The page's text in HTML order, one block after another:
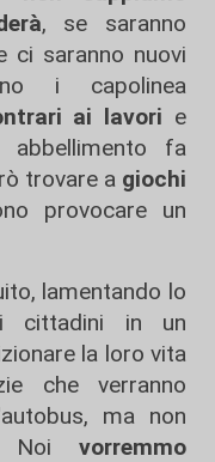
, se saranno
ci saranno nuovi
i capolinea
ai lavori e
fa
trovare a giochi
provocare un
lamentando lo
cittadini in un
la loro vita
che verranno
ma non
Noi vorremmo